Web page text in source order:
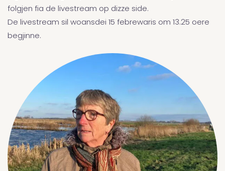
folgjen fia de livestream op dizze side.
De livestream sil woansdei 15 febrewaris om 13.25 oere
begjinne.